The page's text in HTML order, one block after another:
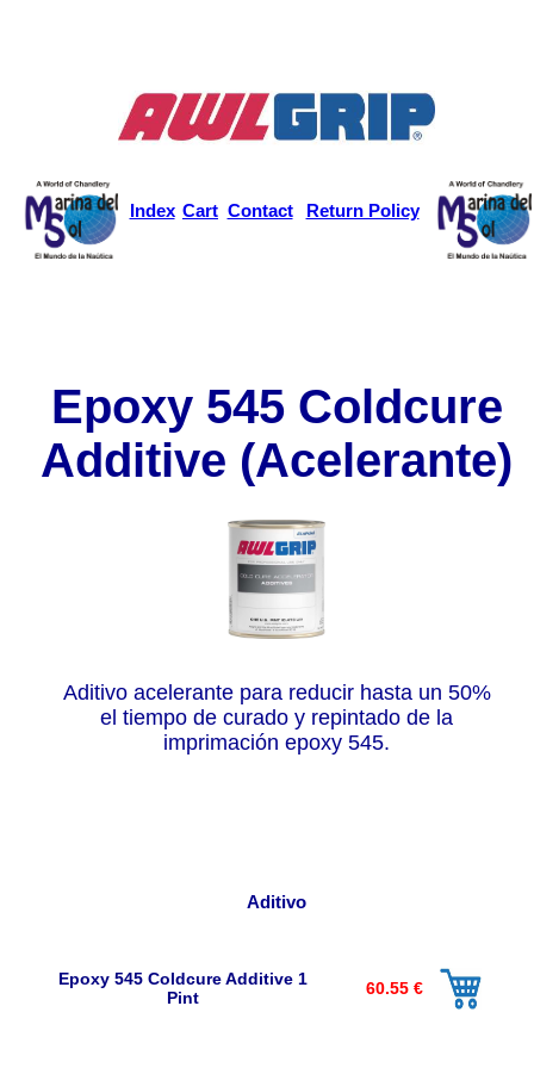
Index Cart Contact Return Policy
Epoxy 545 Coldcure
Additive (Acelerante)
Aditivo acelerante para reducir hasta un 50%
el tiempo de curado y repintado de la
imprimación epoxy 545.
Aditivo
Epoxy 545 Coldcure Additive 1
Pint
60.55 €